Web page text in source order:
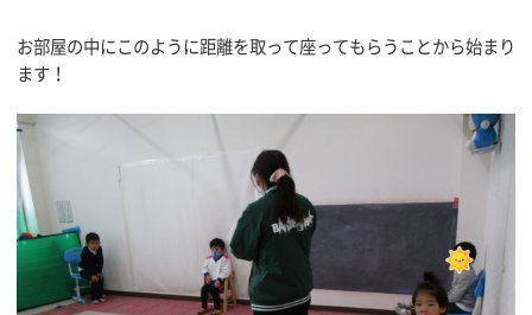
お部屋の中にこのように距離を取って座ってもらうことから始まり
ます！